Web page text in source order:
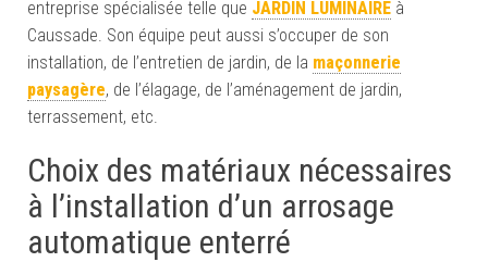
entreprise spécialisée telle que JARDIN LUMINAIRE à
Caussade. Son équipe peut aussi s’occuper de son
installation, de l’entretien de jardin, de la maçonnerie
paysagère, de l’élagage, de l’aménagement de jardin,
terrassement, etc.
Choix des matériaux nécessaires
à l’installation d’un arrosage
automatique enterré